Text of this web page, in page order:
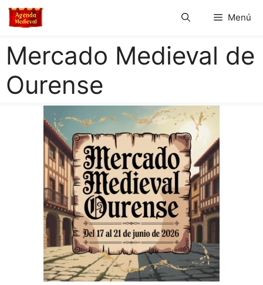
Saltar
Menú
Mercado Medieval de
Ourense